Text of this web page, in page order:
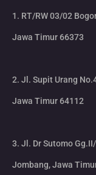
1. RT/RW 03/02
Jawa Timur 66373
2. Jl. Supit Urang
Jawa Timur 64112
3. Jl. Dr Sutomo
Jombang, Jawa